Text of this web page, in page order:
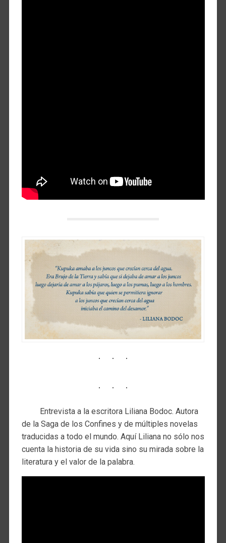
Entrevista a la escritora Liliana Bodoc. Autora
de la Saga de los Confines y de múltiples novelas
traducidas a todo el mundo. Aquí Liliana no sólo nos
cuenta la historia de su vida sino su mirada sobre la
literatura y el valor de la palabra.